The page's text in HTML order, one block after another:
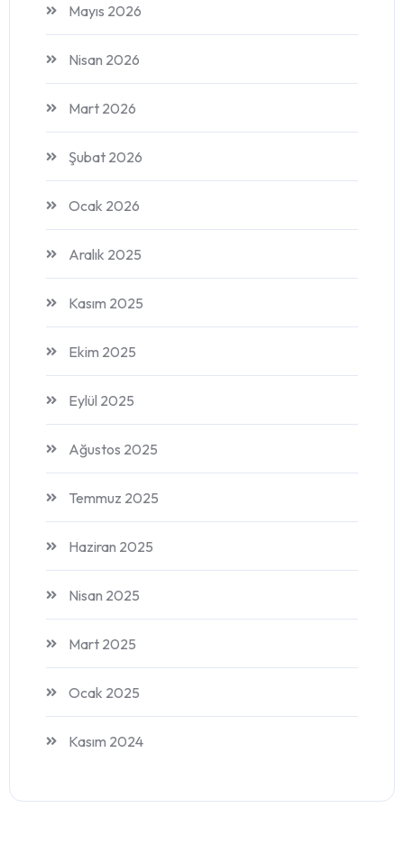
Mayıs 2026
Nisan 2026
Mart 2026
Şubat 2026
Ocak 2026
Aralık 2025
Kasım 2025
Ekim 2025
Eylül 2025
Ağustos 2025
Temmuz 2025
Haziran 2025
Nisan 2025
Mart 2025
Ocak 2025
Kasım 2024